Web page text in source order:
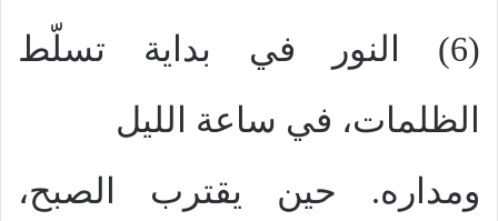
(6) النور في بداية تسلّط
الظلمات، في ساعة الليل
ومداره. حين يقترب الصبح،